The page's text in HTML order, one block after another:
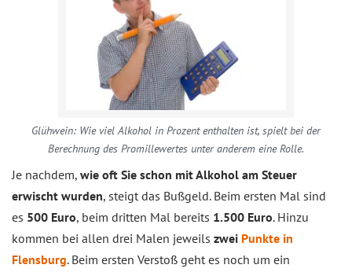
Glühwein: Wie viel Alkohol in Prozent enthalten ist, spielt bei der
Berechnung des Promillewertes unter anderem eine Rolle.
Je nachdem, wie oft Sie schon mit Alkohol am Steuer
erwischt wurden, steigt das Bußgeld. Beim ersten Mal sind
es 500 Euro, beim dritten Mal bereits 1.500 Euro. Hinzu
kommen bei allen drei Malen jeweils zwei Punkte in
Flensburg. Beim ersten Verstoß geht es noch um ein